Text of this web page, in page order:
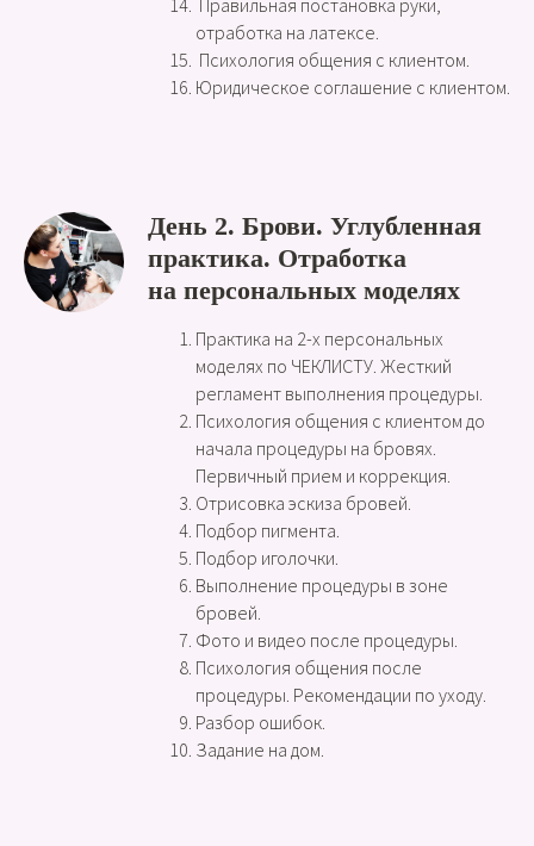
Правильная постановка руки,
отработка на латексе.
Психология общения с клиентом.
Юридическое соглашение с клиентом.
День 2. Брови. Углубленная
практика. Отработка
на персональных моделях
Практика на 2-х персональных
моделях по ЧЕКЛИСТУ. Жесткий
регламент выполнения процедуры.
Психология общения с клиентом до
начала процедуры на бровях.
Первичный прием и коррекция.
Отрисовка эскиза бровей.
Подбор пигмента.
Подбор иголочки.
Выполнение процедуры в зоне
бровей.
Фото и видео после процедуры.
Психология общения после
процедуры. Рекомендации по уходу.
Разбор ошибок.
Задание на дом.